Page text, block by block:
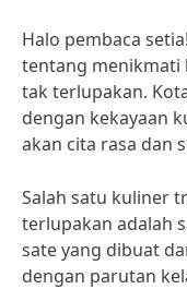
Halo pembaca
tentang menikmati
tak terlupakan.
dengan kekayaan
akan cita rasa dan
Salah satu kuliner
terlupakan adalah
sate yang dibuat
dengan parutan